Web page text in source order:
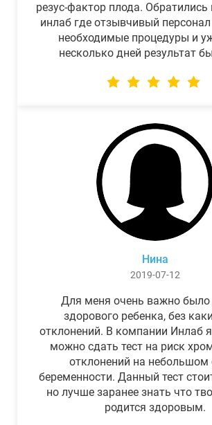
резус-фактор плода.
инлаб где отзывчивый
необходимые процедуры и
несколько дней результат
Нина
2019-07-12
Для меня очень важно было
здорового ребенка, без
отклонений. В компании Инлаб
можно сдать тест на риск
отклонений на небольшом
беременности. Данный тест
но лучше заранее знать что
родится здоровым.